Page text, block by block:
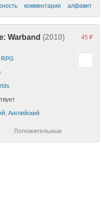
комментарии алфавит
Warband (2010) 45 ₽
RPG
, Английский
Положительные